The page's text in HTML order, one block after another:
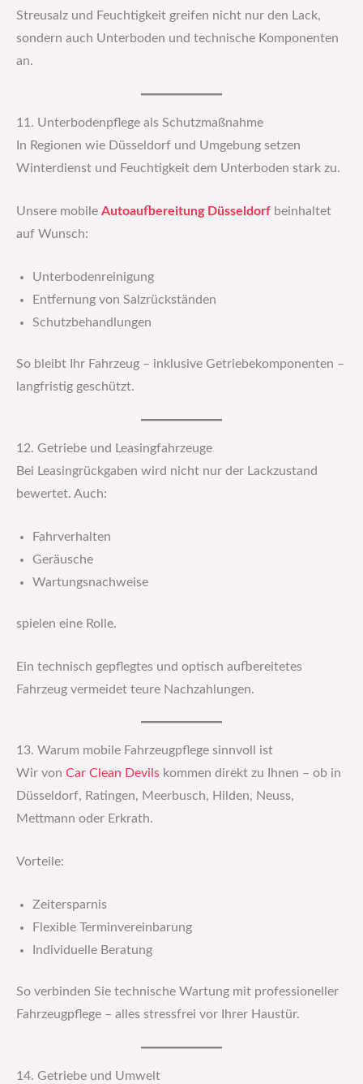
Streusalz und Feuchtigkeit greifen nicht nur den Lack,
sondern auch Unterboden und technische Komponenten
an.
11. Unterbodenpflege als Schutzmaßnahme
In Regionen wie Düsseldorf und Umgebung setzen
Winterdienst und Feuchtigkeit dem Unterboden stark zu.
Unsere mobile Autoaufbereitung Düsseldorf beinhaltet
auf Wunsch:
Unterbodenreinigung
Entfernung von Salzrückständen
Schutzbehandlungen
So bleibt Ihr Fahrzeug – inklusive Getriebekomponenten –
langfristig geschützt.
12. Getriebe und Leasingfahrzeuge
Bei Leasingrückgaben wird nicht nur der Lackzustand
bewertet. Auch:
Fahrverhalten
Geräusche
Wartungsnachweise
spielen eine Rolle.
Ein technisch gepflegtes und optisch aufbereitetes
Fahrzeug vermeidet teure Nachzahlungen.
13. Warum mobile Fahrzeugpflege sinnvoll ist
Wir von Car Clean Devils kommen direkt zu Ihnen – ob in
Düsseldorf, Ratingen, Meerbusch, Hilden, Neuss,
Mettmann oder Erkrath.
Vorteile:
Zeitersparnis
Flexible Terminvereinbarung
Individuelle Beratung
So verbinden Sie technische Wartung mit professioneller
Fahrzeugpflege – alles stressfrei vor Ihrer Haustür.
14. Getriebe und Umwelt